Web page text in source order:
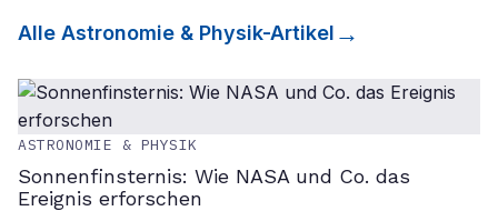
Alle Astronomie & Physik-Artikel
ASTRONOMIE & PHYSIK
Sonnenfinsternis: Wie NASA und Co. das
Ereignis erforschen